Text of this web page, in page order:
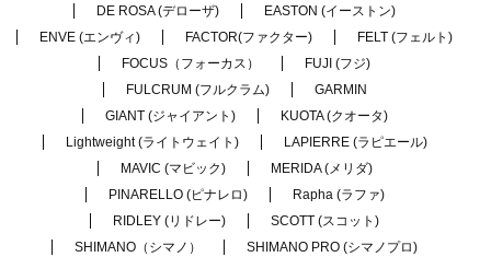
DE ROSA (デローザ)
EASTON (イーストン)
ENVE (エンヴィ)
FACTOR(ファクター)
FELT (フェルト)
FOCUS（フォーカス）
FUJI (フジ)
FULCRUM (フルクラム)
GARMIN
GIANT (ジャイアント)
KUOTA (クオータ)
Lightweight (ライトウェイト)
LAPIERRE (ラピエール)
MAVIC (マビック)
MERIDA (メリダ)
PINARELLO (ピナレロ)
Rapha (ラファ)
RIDLEY (リドレー)
SCOTT (スコット)
SHIMANO（シマノ）
SHIMANO PRO (シマノプロ)